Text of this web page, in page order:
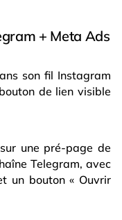
+ Meta Ads
son fil Instagram
de lien visible
une pré-page de
Telegram, avec
un bouton « Ouvrir